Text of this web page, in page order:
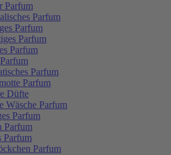
Parfum
Parfum
Parfum
Parfum
Parfum
Parfum
Parfum
Düfte
Wäsche Parfum
Parfum
Parfum
Parfum
Parfum